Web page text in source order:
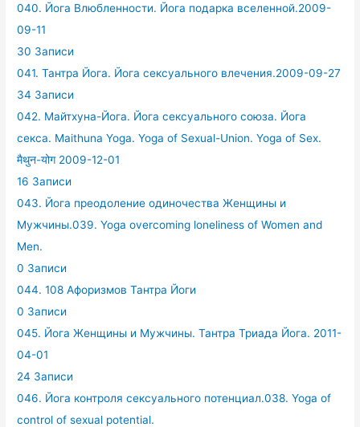
040. Йога Влюбленности. Йога подарка вселенной.2009-
09-11
30 Записи
041. Тантра Йога. Йога сексуального влечения.2009-09-27
34 Записи
042. Майтхуна-Йога. Йога сексуального союза. Йога
секса. Maithuna Yoga. Yoga of Sexual-Union. Yoga of Sex.
मैथुन-योग 2009-12-01
16 Записи
043. Йога преодоление одиночества Женщины и
Мужчины.039. Yoga overcoming loneliness of Women and
Men.
0 Записи
044. 108 Афоризмов Тантра Йоги
0 Записи
045. Йога Женщины и Мужчины. Тантра Триада Йога. 2011-
04-01
24 Записи
046. Йога контроля сексуального потенциал.038. Yoga of
control of sexual potential.